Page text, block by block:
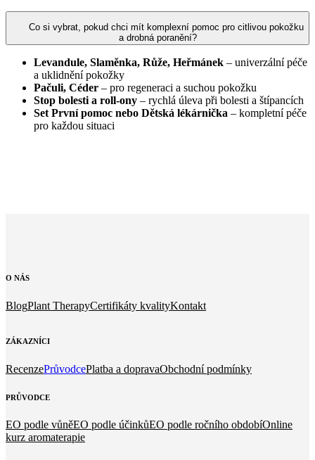
Co si vybrat, pokud chci mít komplexní pomoc pro citlivou pokožku
a drobná poranění?
Levandule, Slaměnka, Růže, Heřmánek – univerzální péče
a uklidnění pokožky
Pačuli, Céder – pro regeneraci a suchou pokožku
Stop bolesti a roll-ony – rychlá úleva při bolesti a štípancích
Set První pomoc nebo Dětská lékárnička – kompletní péče
pro každou situaci
O NÁS
BlogPlant TherapyCertifikáty kvalityKontakt
ZÁKAZNÍCI
RecenzePrůvodcePlatba a dopravaObchodní podmínky
PRŮVODCE
EO podle vůněEO podle účinkůEO podle ročního obdobíOnline
kurz aromaterapie